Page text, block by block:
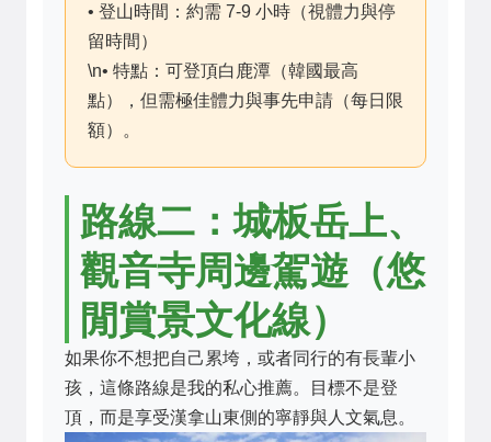
• 登山時間：約需 7-9 小時（視體力與停
留時間）
\n• 特點：可登頂白鹿潭（韓國最高
點），但需極佳體力與事先申請（每日限
額）。
路線二：城板岳上、
觀音寺周邊駕遊（悠
閒賞景文化線）
如果你不想把自己累垮，或者同行的有長輩小
孩，這條路線是我的私心推薦。目標不是登
頂，而是享受漢拿山東側的寧靜與人文氣息。